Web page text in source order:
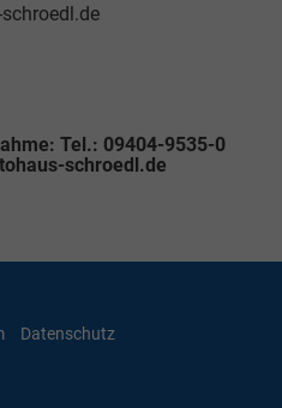
Tel.: 09404-9535-0
schroedl.de
Datenschutz